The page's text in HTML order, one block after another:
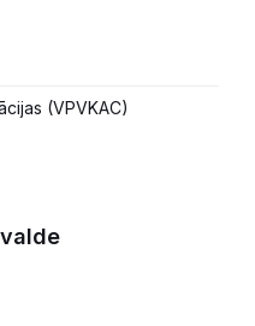
(VPVKAC)